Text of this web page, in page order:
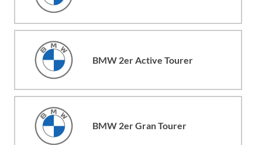
BMW 2er Active Tourer
BMW 2er Gran Tourer